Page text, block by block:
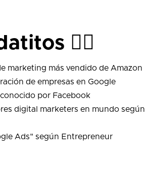
☝🏻
marketing más vendido de Amazon
de empresas en Google
por Facebook
digital marketers en mundo según
Ads" según Entrepreneur